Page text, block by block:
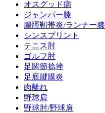
オスグッド病
ジャンパー膝
腸脛靭帯炎/ランナー膝
シンスプリント
テニス肘
ゴルフ肘
足関節捻挫
足底腱膜炎
肉離れ
野球肩
野球肘/野球肩